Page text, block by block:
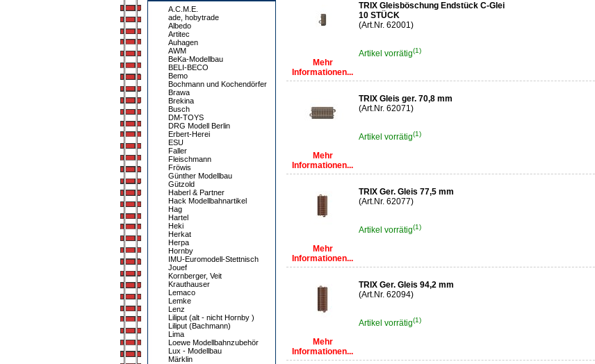
A.C.M.E.
ade, hobytrade
Albedo
Artitec
Auhagen
AWM
BeKa-Modellbau
BELI-BECO
Bemo
Bochmann und Kochendörfer
Brawa
Brekina
Busch
DM-TOYS
DRG Modell Berlin
Erbert-Herei
ESU
Faller
Fleischmann
Fröwis
Günther Modellbau
Gützold
Haberl & Partner
Hack Modellbahnartikel
Hag
Hartel
Heki
Herkat
Herpa
Hornby
IMU-Euromodell-Stettnisch
Jouef
Kornberger, Veit
Krauthauser
Lemaco
Lemke
Lenz
Liliput (alt - nicht Hornby )
Liliput (Bachmann)
Lima
Loewe Modellbahnzubehör
Lux - Modellbau
Märklin
Mehr
Informationen...
TRIX Gleisböschung Endstück C-Glei
10 STÜCK
(Art.Nr. 62001)
Artikel vorrätig(1)
Mehr
Informationen...
TRIX Gleis ger. 70,8 mm
(Art.Nr. 62071)
Artikel vorrätig(1)
Mehr
Informationen...
TRIX Ger. Gleis 77,5 mm
(Art.Nr. 62077)
Artikel vorrätig(1)
Mehr
Informationen...
TRIX Ger. Gleis 94,2 mm
(Art.Nr. 62094)
Artikel vorrätig(1)